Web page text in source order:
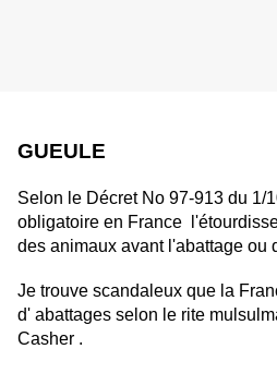
GUEULE
Selon le Décret No 97-913 du 1/
obligatoire en France
des animaux avant l'abattage ou
Je trouve scandaleux que la
d' abattages selon le rite
Casher .